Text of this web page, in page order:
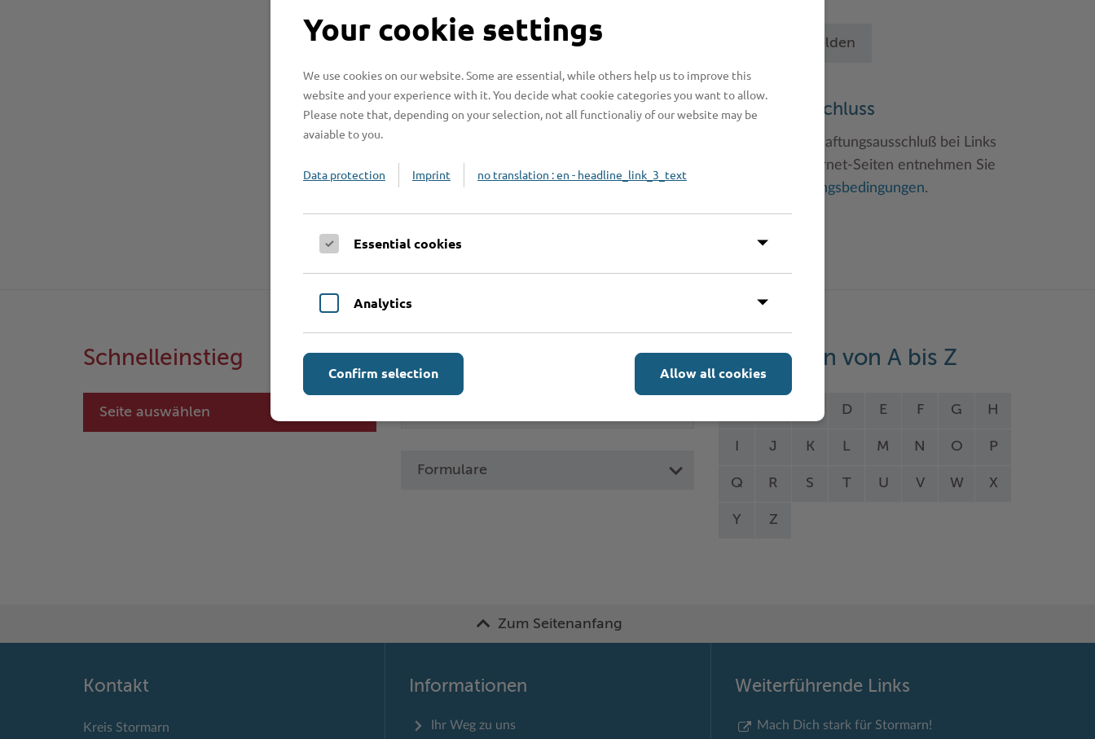
Betrieb anmelden
Haftungsauschluss
Hinweise zum Haftungsausschluß bei Links
zu anderen Internet-Seiten entnehmen Sie
Nutzungsbedingungen.
Schnelleinstieg
Seite auswählen
Online-Services
Formulare
Leistungen von A bis Z
D E F G H
J K L M N O P
Q R S T U V W X
Y Z
Zum Seitenanfang
Kontakt
Kreis Stormarn
Informationen
Ihr Weg zu uns
Weiterführende Links
Mach Dich stark für Stormarn!
Your cookie settings
We use cookies on our website. Some are essential, while others help us to improve this
website and your experience with it. You decide what cookie categories you want to allow.
Please note that, depending on your selection, not all functionaliy of our website may be
avaiable to you.
Data protection Imprint no translation : en - headline_link_3_text
Essential cookies
Analytics
Allow all cookies
Confirm selection